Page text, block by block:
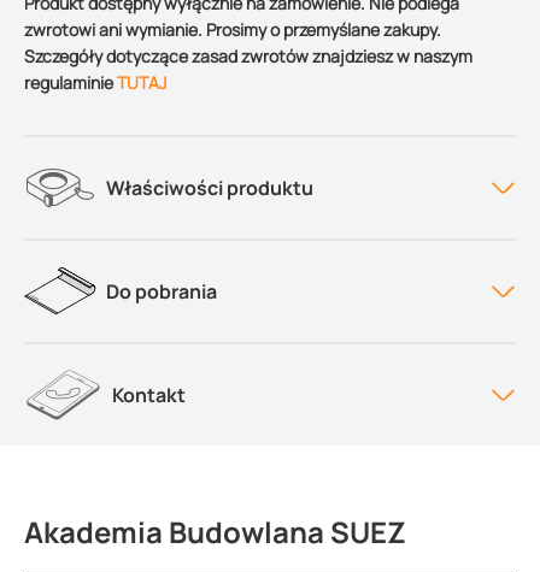
zwrotowi ani wymianie. Prosimy o przemyślane zakupy.
Szczegóły dotyczące zasad zwrotów znajdziesz w naszym
regulaminieTUTAJ
Właściwości produktu
Do pobrania
Kontakt
Akademia Budowlana SUEZ